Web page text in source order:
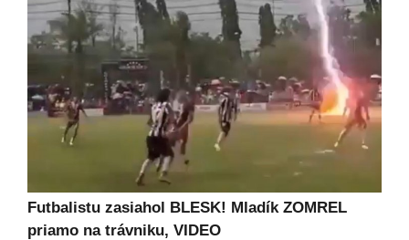
Futbalistu zasiahol BLESK! Mladík ZOMREL
priamo na trávniku, VIDEO